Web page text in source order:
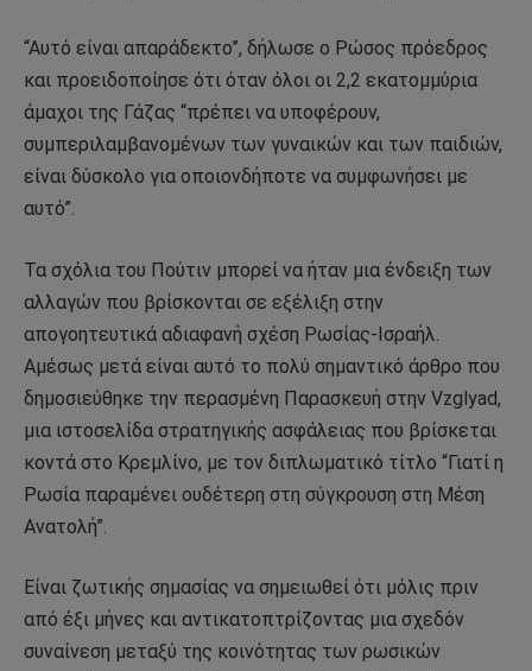
“Αυτό είναι απαράδεκτο”, δήλωσε ο Ρώσος πρόεδρος
και προειδοποίησε ότι όταν όλοι οι 2,2 εκατομμύρια
άμαχοι της Γάζας “πρέπει να υποφέρουν,
συμπεριλαμβανομένων των γυναικών και των παιδιών,
είναι δύσκολο για οποιονδήποτε να συμφωνήσει με
αυτό”.
Τα σχόλια του Πούτιν μπορεί να ήταν μια ένδειξη των
αλλαγών που βρίσκονται σε εξέλιξη στην
απογοητευτικά αδιαφανή σχέση Ρωσίας-Ισραήλ.
Αμέσως μετά είναι αυτό το πολύ σημαντικό άρθρο που
δημοσιεύθηκε την περασμένη Παρασκευή στην Vzglyad,
μια ιστοσελίδα στρατηγικής ασφάλειας που βρίσκεται
κοντά στο Κρεμλίνο, με τον διπλωματικό τίτλο “Γιατί η
Ρωσία παραμένει ουδέτερη στη σύγκρουση στη Μέση
Ανατολή”.
Είναι ζωτικής σημασίας να σημειωθεί ότι μόλις πριν
από έξι μήνες και αντικατοπτρίζοντας μια σχεδόν
συναίνεση μεταξύ της κοινότητας των ρωσικών